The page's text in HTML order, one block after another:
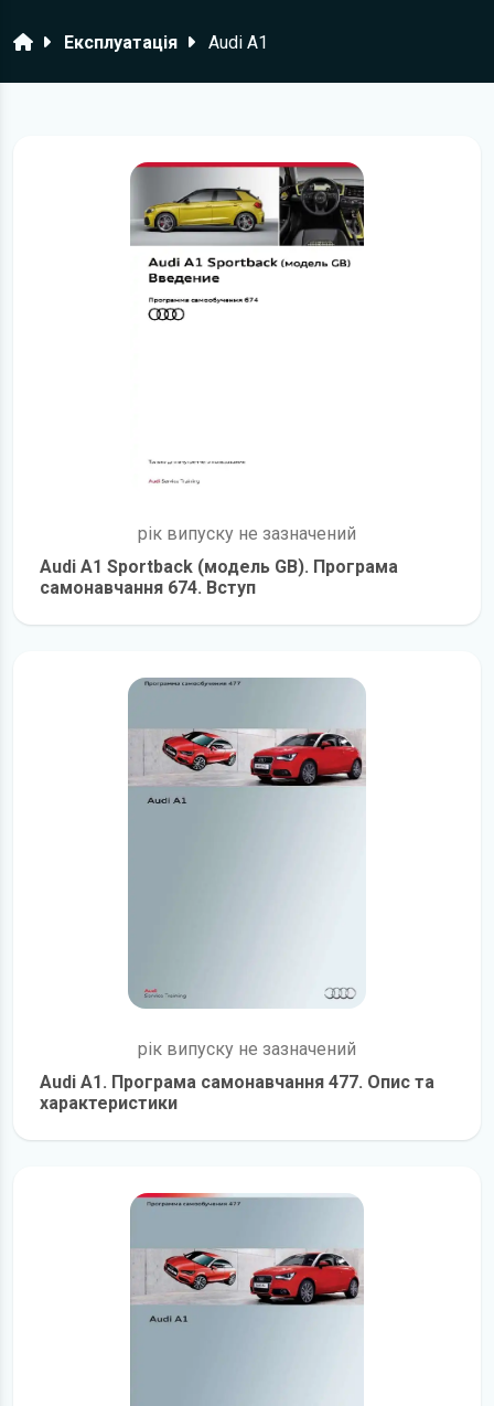
ГоловнаЕксплуатація Audi A1
рік випуску не зазначений
Audi A1 Sportback (модель GB). Програма
самонавчання 674. Вступ
рік випуску не зазначений
Audi A1. Програма самонавчання 477. Опис та
характеристики